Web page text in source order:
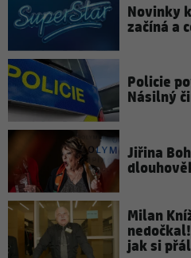
Novinky
začíná a
Policie
Násilný
Jiřina
Milan
jak si přál